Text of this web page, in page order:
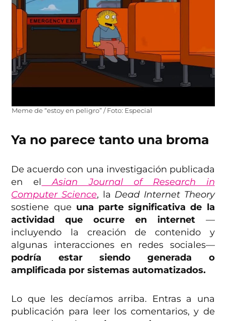
Meme de “estoy en peligro” / Foto: Especial
Ya no parece tanto una broma
De acuerdo con una investigación publicada
en el
Asian Journal of Research in
Computer Science, la Dead Internet Theory
sostiene que una parte significativa de la
actividad que ocurre en internet—
incluyendo la creación de contenido y
algunas interacciones en redes sociales—
podría estar siendo generada o
amplificada por sistemas automatizados.
Lo que les decíamos arriba. Entras a una
publicación para leer los comentarios, y de